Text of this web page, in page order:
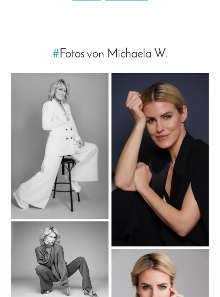
#Fotos von Michaela W.